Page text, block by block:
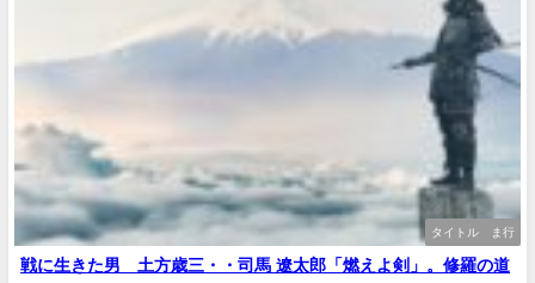
タイトル ま行
戦に生きた男 土方歳三・・司馬 遼太郎「燃えよ剣」。修羅の道